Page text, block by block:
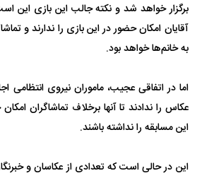
برگزار خواهد شد و نکته جالب این بازی این
آقایان امکان حضور در این بازی را ندارند و
به خانم‌ها خواهد بود.
اما در اتفاقی عجیب، ماموران نیروی انتظامی
عکاس را ندادند تا آنها برخلاف تماشاگران
این مسابقه را نداشته باشند.
این در حالی است که تعدادی از عکاسان و